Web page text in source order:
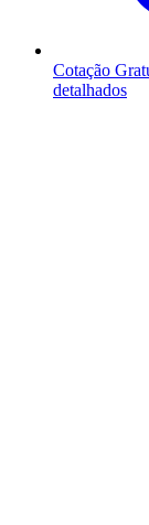
Cotação
detalhados